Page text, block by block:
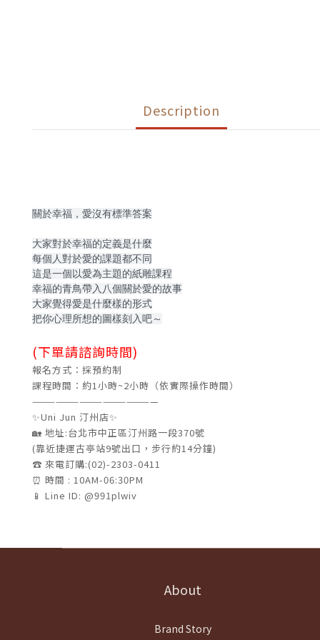
Description
關於幸福，愛沒有標準答案
大家對於幸福的定義是什麼
每個人對於愛的課題都不同
這是一個以愛為主題的紙雕課程
幸福的青鳥帶入八個關於愛的故事
大家覺得愛是什麼樣的形式
把你心理所想的圖樣刻入吧～
(下單請諮詢時間)
報名方式：採預約制
課程時間：約1小時~2小時（依實際操作時間）
————————————————
✨Uni Jun 汀州店✨
🏡 地址:台北市中正區汀州路一段370號
(靠近捷運古亭站9號出口，步行約14分鐘)
☎️ 來電訂購:(02)-2303-0411
⏰ 時間 : 10AM-06:30PM
📱 Line ID: @991plwiv
About
Brand Story